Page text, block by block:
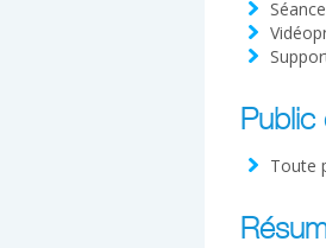
Public
Toute